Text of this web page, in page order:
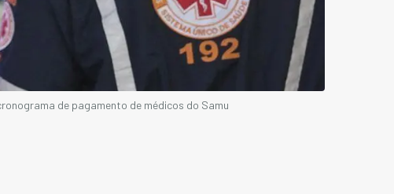
de pagamento de médicos do Samu